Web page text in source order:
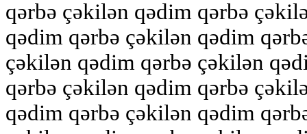
qərbə çəkilən qədim qərbə
qədim qərbə çəkilən qədim
çəkilən qədim qərbə çəkilən
qərbə çəkilən qədim qərbə
qədim qərbə çəkilən qədim